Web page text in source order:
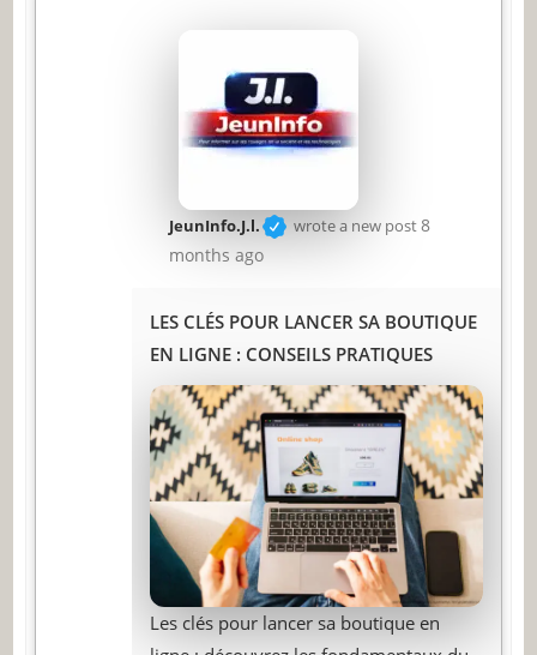
JeunInfo.J.l. wrote a new post8
months ago
LES CLÉS POUR LANCER SA BOUTIQUE
EN LIGNE : CONSEILS PRATIQUES
Les clés pour lancer sa boutique en